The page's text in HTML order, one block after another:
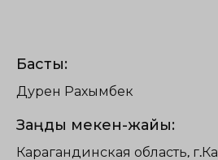
Бастық:
Дәурен Рахымбек
Заңды мекен-жайы:
Карагандинская область,